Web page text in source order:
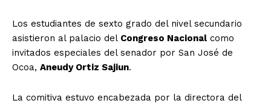
Los estudiantes de sexto grado del nivel secundario
asistieron al palacio del Congreso Nacional como
invitados especiales del senador por San José de
Ocoa, Aneudy Ortiz Sajiun.
La comitiva estuvo encabezada por la directora del